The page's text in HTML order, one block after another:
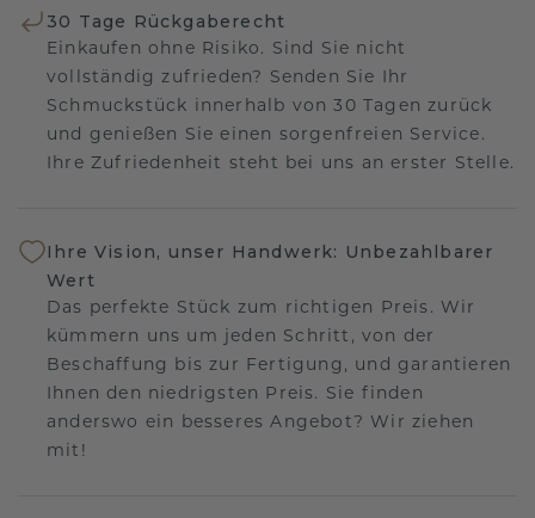
30 Tage Rückgaberecht
Einkaufen ohne Risiko. Sind Sie nicht
vollständig zufrieden? Senden Sie Ihr
Schmuckstück innerhalb von 30 Tagen zurück
und genießen Sie einen sorgenfreien Service.
Ihre Zufriedenheit steht bei uns an erster Stelle.
Ihre Vision, unser Handwerk: Unbezahlbarer
Wert
Das perfekte Stück zum richtigen Preis. Wir
kümmern uns um jeden Schritt, von der
Beschaffung bis zur Fertigung, und garantieren
Ihnen den niedrigsten Preis. Sie finden
anderswo ein besseres Angebot? Wir ziehen
mit!